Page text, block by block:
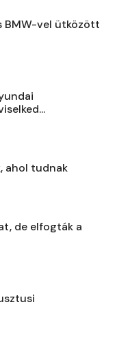
BMW-vel ütközött
ahol tudnak
de elfogták a